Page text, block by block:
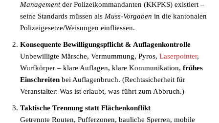
Managementder Polizeikommandanten (KKPKS) existiert –
seine Standards müssen als Muss-Vorgaben in die kantonalen
Polizeigesetze/Weisungen einfliessen.
Konsequente Bewilligungspflicht & Auflagenkontrolle
Unbewilligte Märsche, Vermummung, Pyros, Laserpointer,
Wurfkörper – klare Auflagen, klare Kommunikation, frühes
Einschreiten bei Auflagenbruch. (Rechtssicherheit für
Veranstalter: Was ist erlaubt, was führt zum Abbruch.)
Taktische Trennung statt Flächenkonflikt
Getrennte Routen, Pufferzonen, bauliche Sperren, mobile